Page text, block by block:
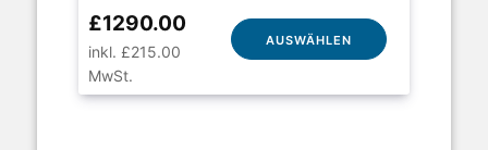
£1290.00
inkl. £215.00
MwSt.
AUSWÄHLEN